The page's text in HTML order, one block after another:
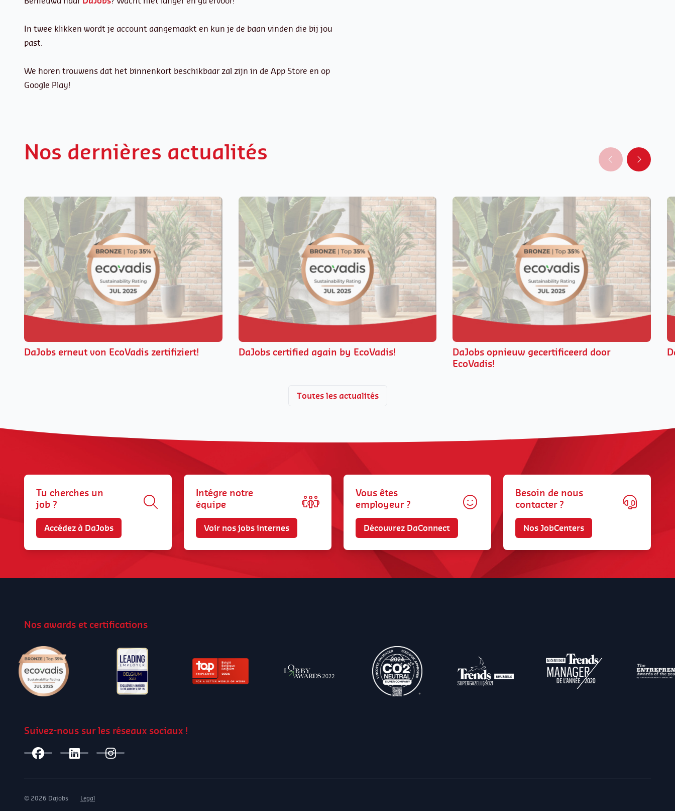
In twee klikken wordt je account aangemaakt en kun je de baan vinden die bij jou
past.
We horen trouwens dat het binnenkort beschikbaar zal zijn in de App Store en op
Google Play!
Nos dernières actualités
DaJobs erneut von EcoVadis zertifiziert! DaJobs certified again by EcoVadis!
DaJobs opnieuw gecertificeerd door
EcoVadis!
Toutes les actualités
Tu cherches un
job ?
Accédez à DaJobs
Intégre notre
équipe
Voir nos jobs internes
Vous êtes
employeur ?
Découvrez DaConnect
Besoin de nous
contacter ?
Nos JobCenters
Nos awards et certifications
Suivez-nous sur les réseaux sociaux !
© 2026 Dajobs Legal